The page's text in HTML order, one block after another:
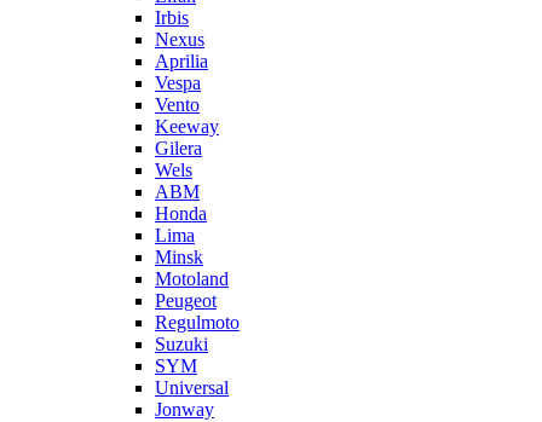
Irbis
Nexus
Aprilia
Vespa
Vento
Keeway
Gilera
Wels
ABM
Honda
Lima
Minsk
Motoland
Peugeot
Regulmoto
Suzuki
SYM
Universal
Jonway